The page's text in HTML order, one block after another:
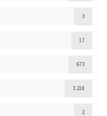
3
17
673
3 218
2